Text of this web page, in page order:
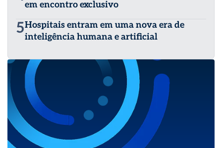
em encontro exclusivo
5Hospitais entram em uma nova era de
inteligência humana e artificial